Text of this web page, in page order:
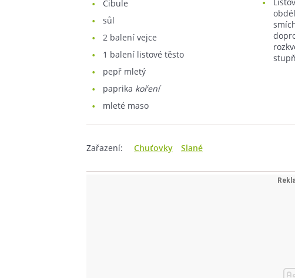
cibule
sůl
2 balení vejce
1 balení listové těsto
pepř mletý
paprika koření
mleté maso
Zařazení: Chuťovky Slané